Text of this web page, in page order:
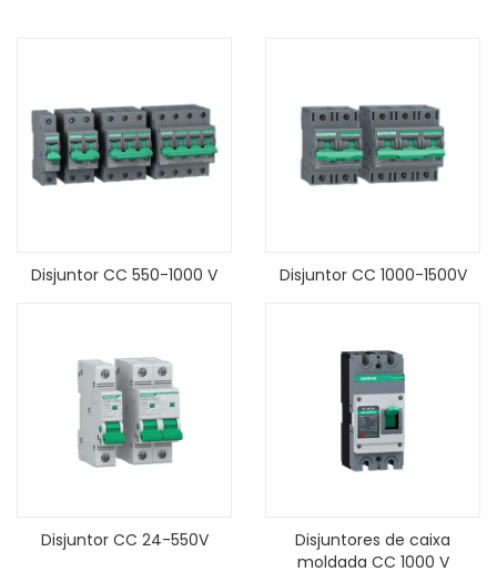
Disjuntor CC 550-1000 V Disjuntor CC 1000-1500V
Disjuntor CC 24-550V
Disjuntores de caixa
moldada CC 1000 V